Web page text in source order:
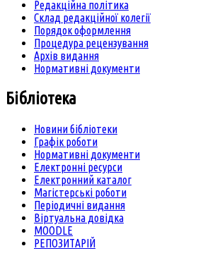
Редакційна політика
Склад редакційної колегії
Порядок оформлення
Процедура рецензування
Архів видання
Нормативні документи
Бібліотека
Новини бібліотеки
Графік роботи
Нормативні документи
Електронні ресурси
Електронний каталог
Магістерські роботи
Періодичні видання
Віртуальна довідка
MOODLE
РЕПОЗИТАРІЙ